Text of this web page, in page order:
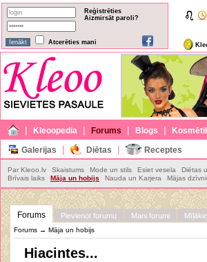
Reģistrēties
Aizmirsāt paroli?
Atcerēties mani
| Kleoopedia | Forums | Blogs |
Galerijas | Diētas | Receptes
Par Kleoo.lv Skaistums Mode un stils Esiet vesela Diētas
Brīvais laiks
Māja un hobijs Nauda un Karjera Mājas
Forums Pievienot forumu Mani forumi
Forums → Māja un hobijs
Hiacintes...